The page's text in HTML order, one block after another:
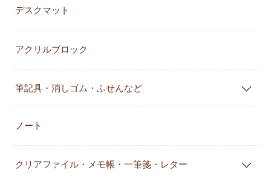
デスクマット
アクリルブロック
筆記具・消しゴム・ふせんなど
ノート
クリアファイル・メモ帳・一筆箋・レター